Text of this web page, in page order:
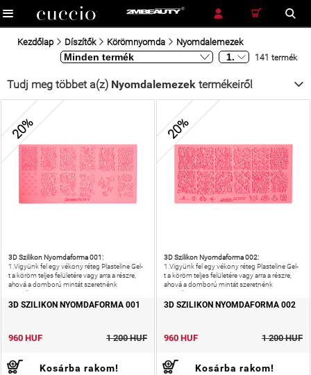
RÉSZLETES KERESÉS
Kezdőlap Díszítők Körömnyomda Nyomdalemezek
141 termék
Tudj meg többet a(z) Nyomdalemezek termékeiről
20%
3D Szilikon Nyomdaforma 001:
1.Vigyünk fel egy vékony réteg Plasteline Gel-
t a köröm teljes felületére vagy arra a részre,
ahová a domború mintát szeretnénk
megalkotni.2.
3D SZILIKON NYOMDAFORMA 001
960 HUF 1 200 HUF
Kosárba rakom!
20%
3D Szilikon Nyomdaforma 002:
1.Vigyünk fel egy vékony réteg Plasteline Gel-
t a köröm teljes felületére vagy arra a részre,
ahová a domború mintát szeretnénk
megalkotni.2.
3D SZILIKON NYOMDAFORMA 002
960 HUF 1 200 HUF
Kosárba rakom!